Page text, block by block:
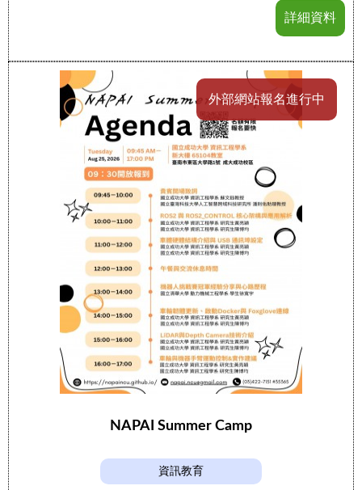
詳細資料
外部網站報名進行中
NAPAI Summer Camp
資訊教育